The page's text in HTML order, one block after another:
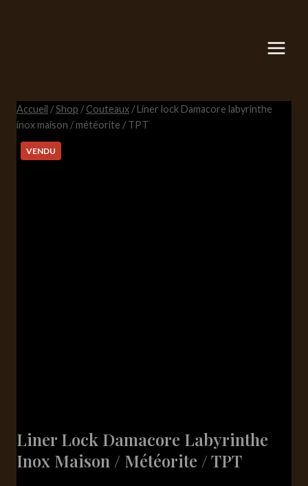
Accueil /Shop / Couteaux / Liner lock Damacore labyrinthe
inox maison / météorite / TPT
VENDU
Liner Lock Damacore Labyrinthe
Inox Maison / Météorite / TPT